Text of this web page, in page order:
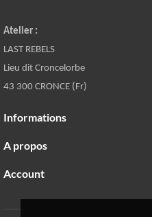
Atelier :
LAST REBELS
Lieu dit Croncelorbe
43 300 CRONCE (Fr)
Informations
A propos
Account